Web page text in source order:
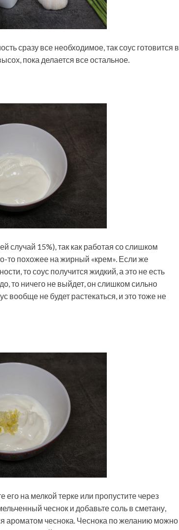
сразу все необходимое, так соус готовится в
пока делается все остальное.
случай 15%), так как работая со слишком
то похожее на жирный «крем». Если же
то соус получится жидкий, а это не есть
то ничего не выйдет, он слишком сильно
вообще не будет растекаться, и это тоже не
его на мелкой терке или пропустите через
чеснок и добавьте соль в сметану,
ароматом чеснока. Чеснока по желанию можно